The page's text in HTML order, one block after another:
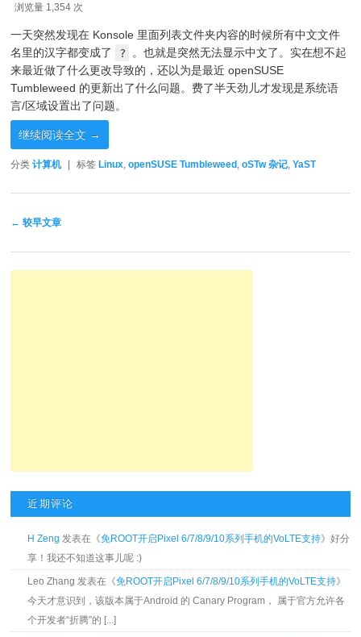
浏览量 1,354 次
一天突然发现在 Konsole 里面列表文件夹内容的时候所有中文文件
名里的汉字都变成了
?
。也就是突然无法显示中文了。实在想不起
来最近做了什么更改导致的，还以为是最近 openSUSE
Tumbleweed 的更新出了什么问题。费了半天劲儿才发现是系统语
言/区域设置出了问题。
继续阅读全文 →
分类 计算机 标签 Linux,openSUSE Tumbleweed ,oSTw 杂记,YaST
文章导航
← 较早文章
近期评论
H Zeng 发表在《免ROOT开启Pixel 6/7/8/9/10系列手机的VoLTE支持》好分
享！我还不知道这事儿呢 :)
Leo Zhang 发表在《免ROOT开启Pixel 6/7/8/9/10系列手机的VoLTE支持》
今天才意识到，该版本属于Android 的 Canary Program， 属于官方允许各
个开发者“折腾”的 [...]